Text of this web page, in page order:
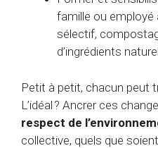
famille ou employé
sélectif,
d’ingrédients
Petit à petit, chacun peut
L’idéal ? Ancrer ces
respect de
collective, quels que soient